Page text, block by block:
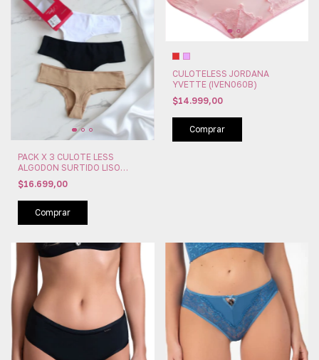
PACK X 3 CULOTE LESS
ALGODON SURTIDO LISO
MORA (MOA012)
$16.699,00
Comprar
CULOTELESS JORDANA
YVETTE (IVEN060B)
$14.999,00
Comprar